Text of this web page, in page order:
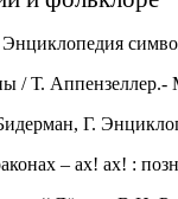
/ Т. Аппензеллер.-
Г.
– ах! ах! :